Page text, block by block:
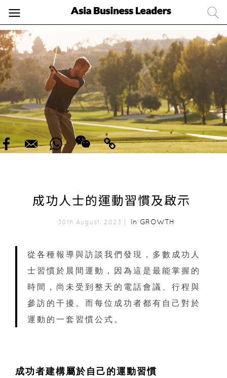
成功人士的運動習慣及啟示
30th August, 2023｜ In GROWTH
從各種報導與訪談我們發現，多數成功人
士習慣於晨間運動，因為這是最能掌握的
時間，尚未受到整天的電話會議、行程與
參訪的干擾。而每位成功者都有自己對於
運動的一套習慣公式。
成功者建構屬於自己的運動習慣